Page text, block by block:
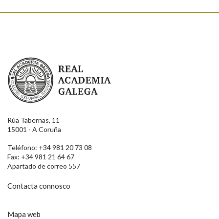
Real Academia Galega
Rúa Tabernas, 11
15001 - A Coruña
Teléfono: +34 981 20 73 08
Fax: +34 981 21 64 67
Apartado de correo 557
Contacta connosco
Mapa web